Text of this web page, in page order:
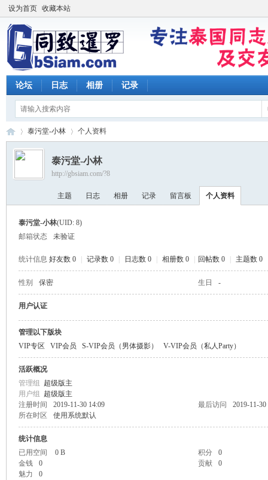
设为首页 收藏本站
论坛 日志 相册 记录
›
泰污堂-小林 个人资料
泰污堂-小林
http://gbsiam.com/?8
主题 日志 相册 记录 留言板 个人资料
泰污堂-小林(UID: 8)
邮箱状态
未验证
统计信息 好友数 0 记录数 0 日志数 0 相册数 0 回帖数 0 主题数 0
性别 保密 生日 -
用户认证
管理以下版块
VIP专区
VIP会员 S-VIP会员（男体摄影） V-VIP会员（私人Party）
活跃概况
管理组 超级版主
用户组 超级版主
注册时间
2019-11-30 14:09 最后访问
2019-11-30
所在时区
使用系统默认
统计信息
已用空间
0 B 积分
0
金钱
0 贡献
0
魅力
0